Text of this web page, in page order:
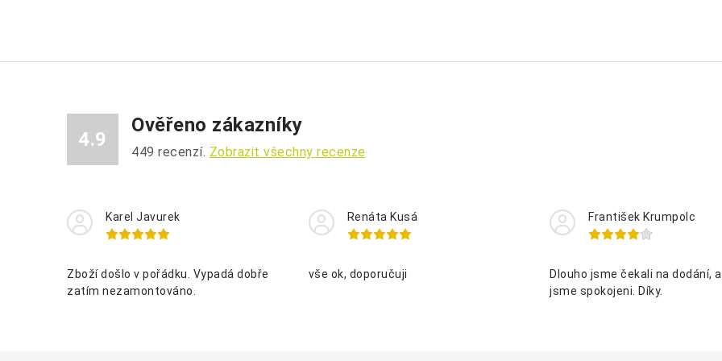
4.9
Ověřeno zákazníky
449 recenzí. Zobrazit všechny recenze
Karel Javurek
Zboží došlo v pořádku. Vypadá dobře
zatím nezamontováno.
Renáta Kusá
vše ok, doporučuji
František Krumpolc
Dlouho jsme čekali na dodání,
jsme spokojeni. Díky.